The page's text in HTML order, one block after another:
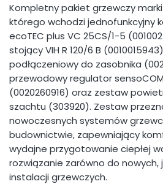
Kompletny pakiet grzewczy marki
którego wchodzi jednofunkcyjny
ecoTEC plus VC 25CS/1-5
stojący VIH R 120/6 B
podłączeniowy do zasobnika
przewodowy regulator
(0020260916) oraz zestaw
szachtu (303920). Zestaw
nowoczesnych systemów
budownictwie, zapewniający
wydajne przygotowanie ciepłej
rozwiązanie zarówno do nowych,
instalacji grzewczych.